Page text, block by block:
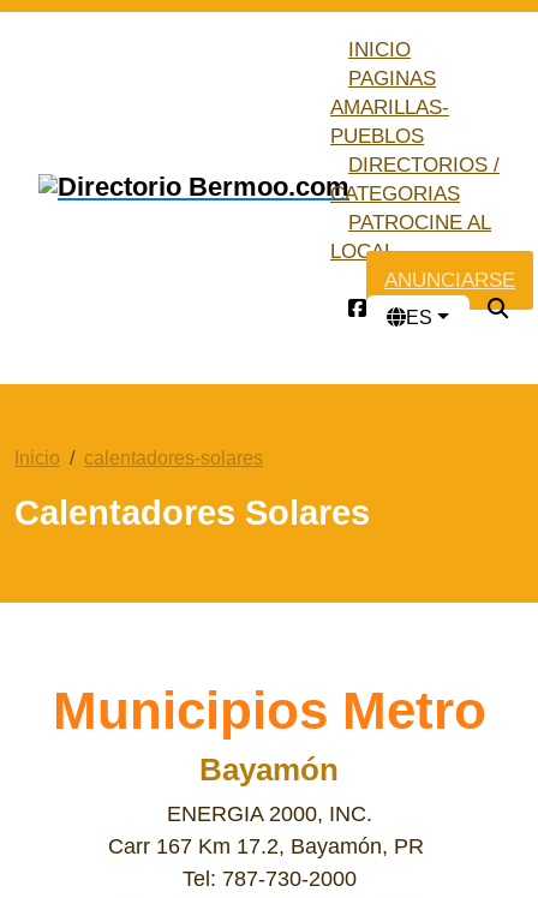
INICIO
PAGINAS
AMARILLAS-
PUEBLOS
DIRECTORIOS /
CATEGORIAS
PATROCINE AL
LOCAL
ANUNCIARSE
ES
Inicio calentadores-solares
Calentadores Solares
Municipios Metro
Bayamón
ENERGIA 2000, INC.
Carr 167 Km 17.2, Bayamón, PR
Tel: 787-730-2000